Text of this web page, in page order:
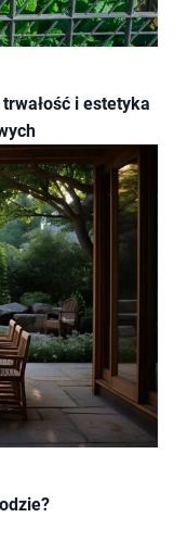
i estetyka